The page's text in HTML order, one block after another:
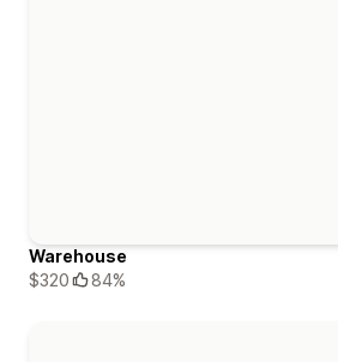
Warehouse
$320
84%